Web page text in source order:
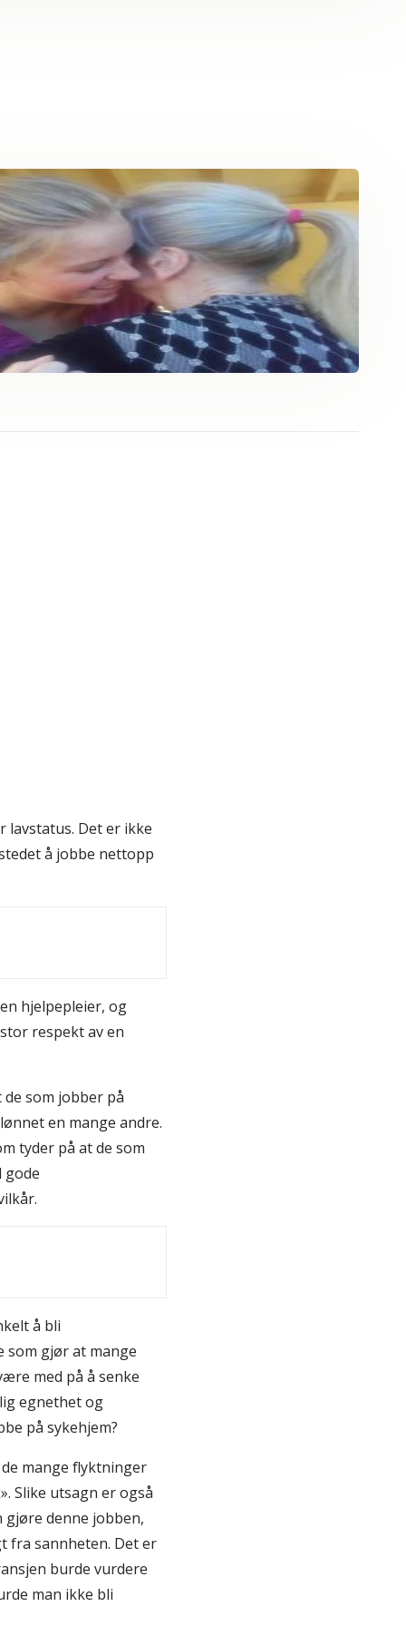
lavstatus. Det er ikke
å jobbe nettopp
hjelpepleier, og
respekt av en
som jobber på
en mange andre.
tyder på at de som
gode
å bli
som gjør at mange
med på å senke
egnethet og
på sykehjem?
mange flyktninger
Slike utsagn er også
gjøre denne jobben,
fra sannheten. Det er
burde vurdere
man ikke bli